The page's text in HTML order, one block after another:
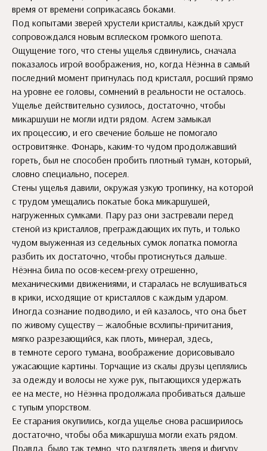
время от времени соприкасаясь боками.
Под копытами зверей хрустели кристаллы, каждый хруст
сопровождался новым всплеском громкого шепота.
Ощущение того, что стены ущелья сдвинулись, сначала
показалось игрой воображения, но, когда Нёэнна в самый
последний момент пригнулась под кристалл, росший прямо
на уровне ее головы, сомнений в реальности не осталось.
Ущелье действительно сузилось, достаточно, чтобы
микаршуши не могли идти рядом. Асгем замыкал
их процессию, и его свечение больше не помогало
островитянке. Фонарь, каким-то чудом продолжавший
гореть, был не способен пробить плотный туман, который,
словно специально, посерел.
Стены ущелья давили, окружая узкую тропинку, на которой
с трудом умещались покатые бока микаршушей,
нагруженных сумками. Пару раз они застревали перед
стеной из кристаллов, преграждающих их путь, и только
чудом выуженная из седельных сумок лопатка помогла
разбить их достаточно, чтобы протиснуться дальше.
Нёэнна била по осов-кесем-ргеху отрешенно,
механическими движениями, и старалась не вслушиваться
в крики, исходящие от кристаллов с каждым ударом.
Иногда сознание подводило, и ей казалось, что она бьет
по живому существу — жалобные всхлипы-причитания,
мягко разрезающийся, как плоть, минерал, здесь,
в темноте серого тумана, воображение дорисовывало
ужасающие картины. Торчащие из скалы друзы цеплялись
за одежду и волосы не хуже рук, пытающихся удержать
ее на месте, но Нёэнна продолжала пробиваться дальше
с тупым упорством.
Ее старания окупились, когда ущелье снова расширилось
достаточно, чтобы оба микаршуша могли ехать рядом.
Правда, было так темно, что разглядеть зверя и фигуру